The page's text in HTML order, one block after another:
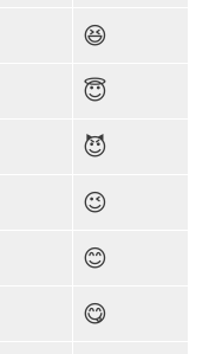
😆
😇
😈
😉
😊
😋